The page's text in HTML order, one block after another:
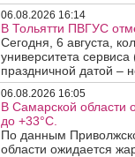
06.08.2026 16:14
В Тольятти ПВГУС
Сегодня, 6 августа,
университета
праздничной датой –
06.08.2026 16:05
В Самарской области
до +33°C.
По данным
области ожидается